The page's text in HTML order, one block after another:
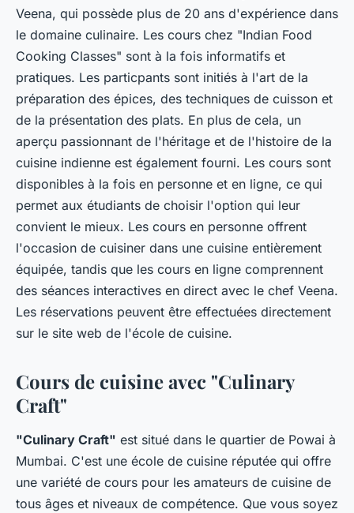
Veena, qui possède plus de 20 ans d'expérience dans
le domaine culinaire. Les cours chez "Indian Food
Cooking Classes" sont à la fois informatifs et
pratiques. Les particpants sont initiés à l'art de la
préparation des épices, des techniques de cuisson et
de la présentation des plats. En plus de cela, un
aperçu passionnant de l'héritage et de l'histoire de la
cuisine indienne est également fourni. Les cours sont
disponibles à la fois en personne et en ligne, ce qui
permet aux étudiants de choisir l'option qui leur
convient le mieux. Les cours en personne offrent
l'occasion de cuisiner dans une cuisine entièrement
équipée, tandis que les cours en ligne comprennent
des séances interactives en direct avec le chef Veena.
Les réservations peuvent être effectuées directement
sur le site web de l'école de cuisine.
Cours de cuisine avec "Culinary
Craft"
"Culinary Craft" est situé dans le quartier de Powai à
Mumbai. C'est une école de cuisine réputée qui offre
une variété de cours pour les amateurs de cuisine de
tous âges et niveaux de compétence. Que vous soyez